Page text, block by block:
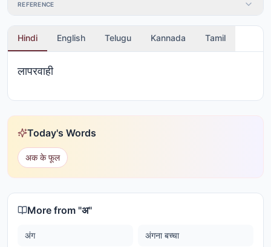
REFERENCE
Hindi English Telugu Kannada Tamil
लापरवाही
Today's Words
अक के फूल
More from "अ"
अंग अंगना बच्चा